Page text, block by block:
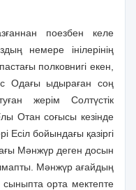
поезбен келе
немере iнiлерiнiң
полковнигi екен,
Одағы ыдыраған соң
жерiм Солтүстiк
Отан соғысы кезiнде
Есiл бойындағы қазiргi
Мәнжүр деген досын
Мәнжүр ағайдың
орта мектепте